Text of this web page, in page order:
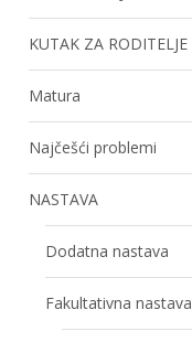
KUTAK ZA RODITELJE
Matura
Najčešći problemi
NASTAVA
Dodatna nastava
Fakultativna nastava